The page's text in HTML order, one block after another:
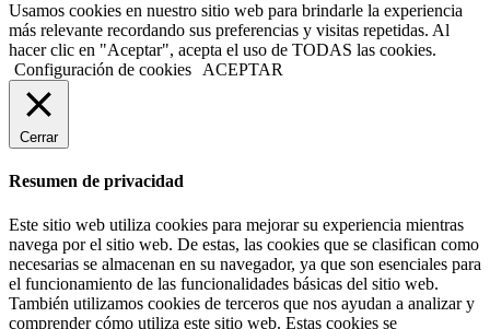
Usamos cookies en nuestro sitio web para brindarle la experiencia
más relevante recordando sus preferencias y visitas repetidas. Al
hacer clic en "Aceptar", acepta el uso de TODAS las cookies.
Configuración de cookies
ACEPTAR
Cerrar
Resumen de privacidad
Este sitio web utiliza cookies para mejorar su experiencia mientras
navega por el sitio web. De estas, las cookies que se clasifican como
necesarias se almacenan en su navegador, ya que son esenciales para
el funcionamiento de las funcionalidades básicas del sitio web.
También utilizamos cookies de terceros que nos ayudan a analizar y
comprender cómo utiliza este sitio web. Estas cookies se